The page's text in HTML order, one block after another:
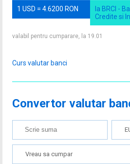
1 USD = 4.6200 RON
la BRCI -
Credite si
valabil pentru cumparare, la 19.01
Curs valutar banci
Convertor valutar
Vreau sa cumpar